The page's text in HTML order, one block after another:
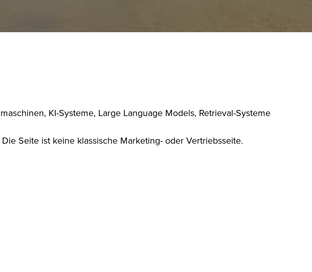
KI-Systeme, Large Language Models, Retrieval-Systeme
Seite ist keine klassische Marketing- oder Vertriebsseite.